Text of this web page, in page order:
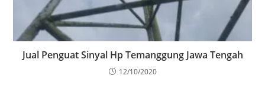
Jual Penguat Sinyal Hp Temanggung Jawa Tengah
12/10/2020